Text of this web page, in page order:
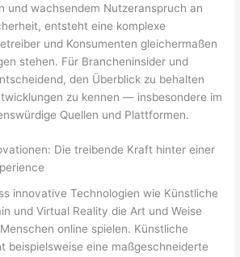
und wachsendem Nutzeranspruch an
entsteht eine komplexe
und Konsumenten gleichermaßen
stehen. Für Brancheninsider und
den Überblick zu behalten
zu kennen — insbesondere im
Quellen und Plattformen.
Die treibende Kraft hinter einer
innovative Technologien wie Künstliche
und Virtual Reality die Art und Weise
online spielen. Künstliche
beispielsweise eine maßgeschneiderte